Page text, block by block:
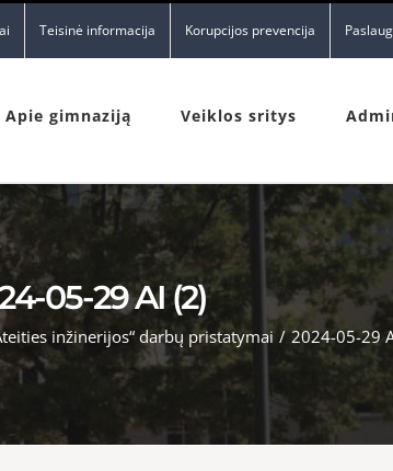
Teisinė informacija Korupcijos prevencija
Apie gimnaziją Veiklos sritys
05-29 AI (2)
inžinerijos“ darbų pristatymai / 2024-05-29